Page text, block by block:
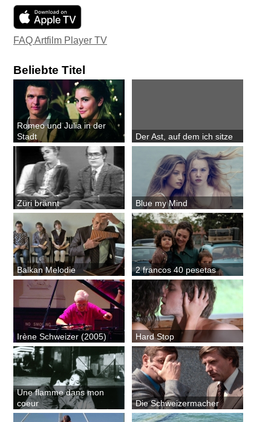
FAQ Artfilm Player TV
Beliebte Titel
Romeo und Julia in der
Stadt
Der Ast, auf dem ich sitze
Züri brännt Blue my Mind
Balkan Melodie 2 francos 40 pesetas
Irène Schweizer (2005) Hard Stop
Une flamme dans mon
coeur
Die Schweizermacher